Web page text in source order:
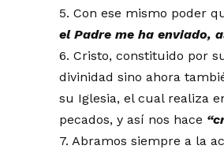
5. Con ese mismo poder
el Padre me ha enviado,
6. Cristo, constituido por
divinidad sino ahora
su Iglesia, el cual realiza
pecados, y así nos hace “
7. Abramos siempre a la